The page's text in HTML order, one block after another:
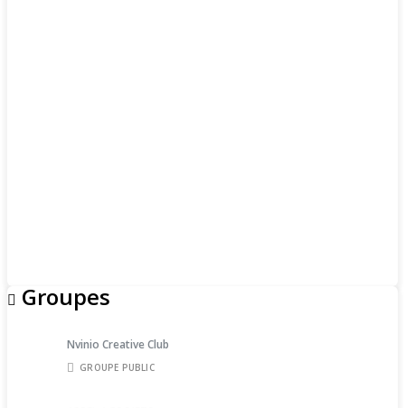
Groupes
Nvinio Creative Club
GROUPE PUBLIC